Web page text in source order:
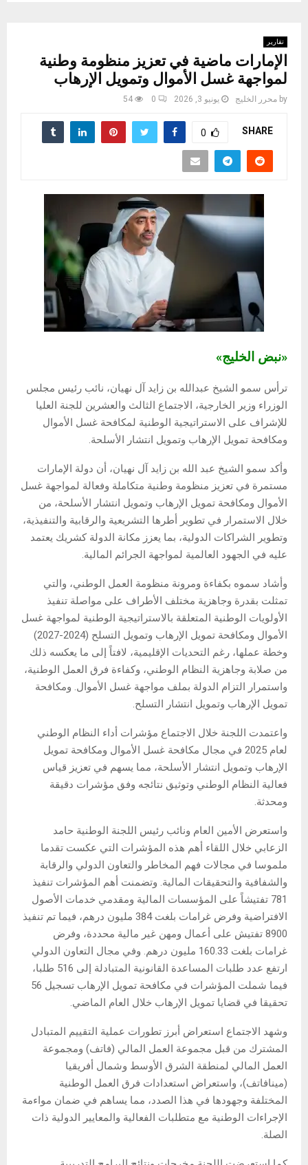
تقارير
الإمارات ماضية في تعزيز منظومة وطنية
لمواجهة غسل الأموال وتمويل الإرهاب
by محرر الخليج يونيو 3, 2026 0
54
SHARE
0
«نبض الخليج»
ترأس سمو الشيخ عبدالله بن زايد آل نهيان، نائب رئيس مجلس
الوزراء وزير الخارجية، الاجتماع الثالث والعشرين للجنة العليا
للإشراف على الاستراتيجية الوطنية لمكافحة غسل الأموال
ومكافحة تمويل الإرهاب وتمويل انتشار الأسلحة.
وأكد سمو الشيخ عبد الله بن زايد آل نهيان، أن دولة الإمارات
مستمرة في تعزيز منظومة وطنية متكاملة وفعالة لمواجهة غسل
الأموال ومكافحة تمويل الإرهاب وتمويل انتشار الأسلحة، من
خلال الاستمرار في تطوير أطرها التشريعية والرقابية والتنفيذية،
وتطوير الشراكات الدولية، بما يعزز مكانة الدولة كشريك يعتمد
عليه في الجهود العالمية لمواجهة الجرائم المالية.
وأشاد سموه بكفاءة ومرونة منظومة العمل الوطني، والتي
تمثلت بقدرة وجاهزية مختلف الأطراف على مواصلة تنفيذ
الأولويات الوطنية المتعلقة بالاستراتيجية الوطنية لمواجهة غسل
الأموال ومكافحة تمويل الإرهاب وتمويل التسلح (2024-2027)
وخطة عملها، رغم التحديات الإقليمية، لافتاً إلى ما يعكسه ذلك
من صلابة وجاهزية النظام الوطني، وكفاءة فرق العمل الوطنية،
واستمرار التزام الدولة بملف مواجهة غسل الأموال. ومكافحة
تمويل الإرهاب وتمويل انتشار التسلح.
واعتمدت اللجنة خلال الاجتماع مؤشرات أداء النظام الوطني
لعام 2025 في مجال مكافحة غسل الأموال ومكافحة تمويل
الإرهاب وتمويل انتشار الأسلحة، مما يسهم في تعزيز قياس
فعالية النظام الوطني وتوثيق نتائجه وفق مؤشرات دقيقة
ومحدثة.
واستعرض الأمين العام ونائب رئيس اللجنة الوطنية حامد
الزعابي خلال اللقاء أهم هذه المؤشرات التي عكست تقدما
ملموسا في مجالات فهم المخاطر والتعاون الدولي والرقابة
والشفافية والتحقيقات المالية. وتضمنت أهم المؤشرات تنفيذ
781 تفتيشاً على المؤسسات المالية ومقدمي خدمات الأصول
الافتراضية وفرض غرامات بلغت 384 مليون درهم، فيما تم تنفيذ
8900 تفتيش على أعمال ومهن غير مالية محددة، وفرض
غرامات بلغت 160.33 مليون درهم. وفي مجال التعاون الدولي
ارتفع عدد طلبات المساعدة القانونية المتبادلة إلى 516 طلبا،
فيما شملت المؤشرات في مكافحة تمويل الإرهاب تسجيل 56
تحقيقا في قضايا تمويل الإرهاب خلال العام الماضي.
وشهد الاجتماع استعراض أبرز تطورات عملية التقييم المتبادل
المشترك من قبل مجموعة العمل المالي (فاتف) ومجموعة
العمل المالي لمنطقة الشرق الأوسط وشمال أفريقيا
(مينافاتف)، واستعراض استعدادات فرق العمل الوطنية
المختلفة وجهودها في هذا الصدد، مما يساهم في ضمان مواءمة
الإجراءات الوطنية مع متطلبات الفعالية والمعايير الدولية ذات
الصلة.